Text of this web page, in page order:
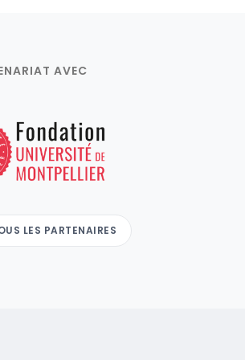
AVEC
LES PARTENAIRES